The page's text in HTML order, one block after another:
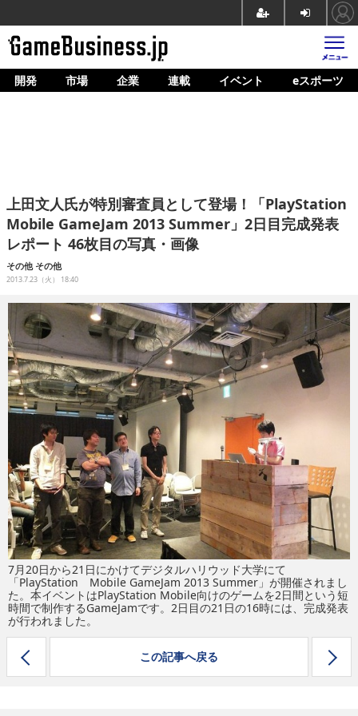
ホーム
企業動向
人材育成
産業政策
連載
イベント/セミナー
eスポーツ
開発 市場 企業 連載 イベント eスポーツ
上田文人氏が特別審査員として登場！「PlayStation
Mobile GameJam 2013 Summer」2日目完成発表
レポート 46枚目の写真・画像
その他 その他
2013.7.23（火） 18:40
7月20日から21日にかけてデジタルハリウッド大学にて
「PlayStation Mobile GameJam 2013 Summer」が開催されまし
た。本イベントはPlayStation Mobile向けのゲームを2日間という短
時間で制作するGameJamです。2日目の21日の16時には、完成発表
が行われました。
この記事へ戻る